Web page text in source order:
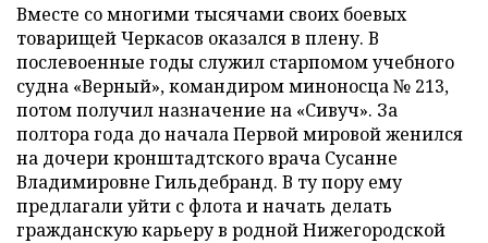
Вместе со многими тысячами своих боевых
товарищей Черкасов оказался в плену. В
послевоенные годы служил старпомом учебного
судна «Верный», командиром миноносца № 213,
потом получил назначение на «Сивуч». За
полтора года до начала Первой мировой женился
на дочери кронштадтского врача Сусанне
Владимировне Гильдебранд. В ту пору ему
предлагали уйти с флота и начать делать
гражданскую карьеру в родной Нижегородской